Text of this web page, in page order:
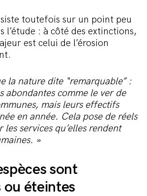
toutefois sur un point peu
l’étude : à côté des extinctions,
est celui de l’érosion
la nature dite “remarquable” :
abondantes comme le ver de
mais leurs effectifs
en année. Cela pose de réels
services qu’elles rendent
»
sont
ou éteintes